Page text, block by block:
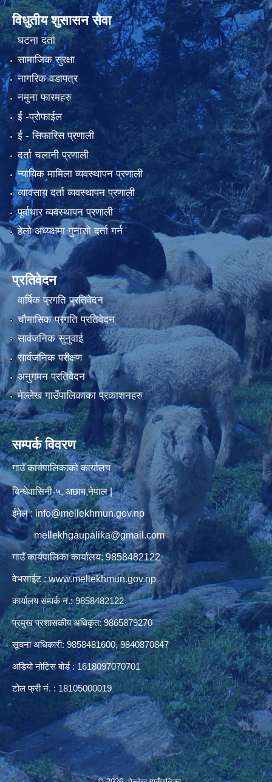
विधुतीय शुसासन सेवा
घटना दर्ता
सामाजिक सुरक्षा
नागरिक वडापत्र
नमुना फारमहरु
ई -प्रोफाईल
ई‍ - सिफारिस प्रणाली
दर्ता चलानी प्रणाली
न्यायिक मामिला व्यवस्थापन प्रणाली
व्यावसाय दर्ता व्यवस्थापन प्रणाली
पूर्वाधार व्यवस्थापन प्रणाली
हेलो अध्यक्षमा गुनासो दर्ता गर्न
प्रतिवेदन
वार्षिक प्रगति प्रतिवेदन
चौमासिक प्रगति प्रतिवेदन
सार्वजनिक सुनुवाई
सार्वजनिक परीक्षण
अनुगमन प्रतिवेदन
मेल्लेख गाउँपालिकाका प्रकाशनहरु
सम्पर्क विवरण
गाउँ कार्यपालिकाको कार्यालय
बिन्धेवासिनी-५, अछाम,नेपाल |
ईमेल : info@mellekhmun.gov.np
mellekhgaupalika@gmail.com
गाउँ कार्यपालिका कार्यालय: 9858482122
वेभसाईट : www.mellekhmun.gov.np
कार्यालय संम्पर्क नं.: 9858482122
प्रमुख प्रशासकीय अधिकृत: 9865879270
सूचना अधिकारी: 9858481600, 9840870847
अडियो नोटिस बोर्ड : 1618097070701
टोल फ्री नं. : 18105000019